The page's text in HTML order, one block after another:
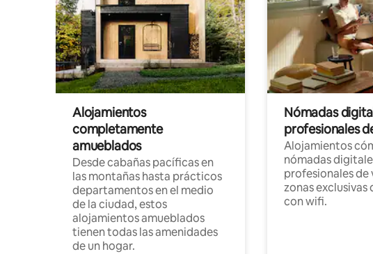
Alojamientos
completamente
amueblados
Desde cabañas pacíficas en
las montañas hasta prácticos
departamentos en el medio
de la ciudad, estos
alojamientos amueblados
tienen todas las amenidades
de un hogar.
Nómadas
profesionales
Alojamientos
nómadas
profesionales de
zonas exclusivas
con wifi.